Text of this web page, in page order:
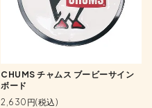
CHUMS チャムス ブービーサイン
ボード
2,630円(税込)